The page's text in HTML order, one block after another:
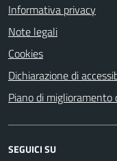
Informativa privacy
Note legali
Cookies
Dichiarazione di
Piano di miglioramento
SEGUICI SU